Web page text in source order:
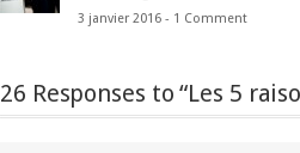
3 janvier 2016 - 1 Comment
26 Responses to “Les 5